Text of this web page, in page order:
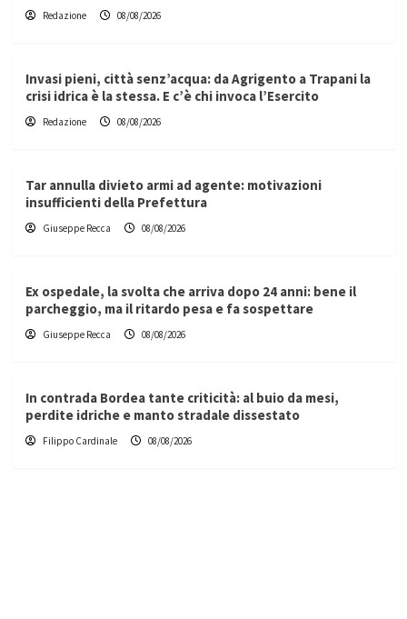
Redazione 08/08/2026
Invasi pieni, città senz’acqua: da Agrigento a Trapani la
crisi idrica è la stessa. E c’è chi invoca l’Esercito
Redazione 08/08/2026
Tar annulla divieto armi ad agente: motivazioni
insufficienti della Prefettura
Giuseppe Recca 08/08/2026
Ex ospedale, la svolta che arriva dopo 24 anni: bene il
parcheggio, ma il ritardo pesa e fa sospettare
Giuseppe Recca 08/08/2026
In contrada Bordea tante criticità: al buio da mesi,
perdite idriche e manto stradale dissestato
Filippo Cardinale 08/08/2026